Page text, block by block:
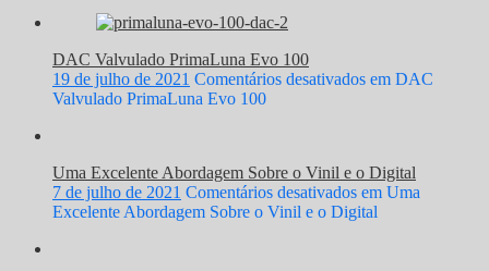
DAC Valvulado PrimaLuna Evo 100
19 de julho de 2021 Comentários desativados em DAC
Valvulado PrimaLuna Evo 100
Uma Excelente Abordagem Sobre o Vinil e o Digital
7 de julho de 2021 Comentários desativados em Uma
Excelente Abordagem Sobre o Vinil e o Digital